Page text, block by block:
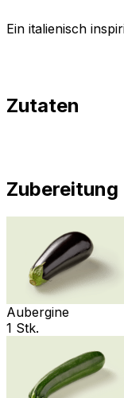
Ein italienisch
Zutaten
Zubereitung
Aubergine
1 Stk.